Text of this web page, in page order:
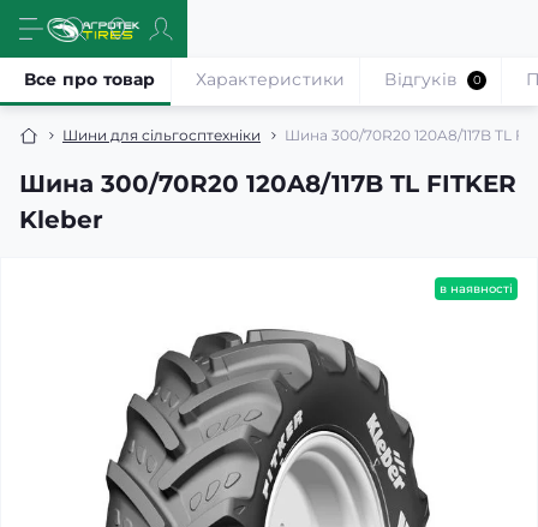
Шини для сільгосптехніки Шина 300/70R20 120A8/117B TL
Шина 300/70R20 120A8/117B TL FITKER
Kleber
Все про товар Характеристики Відгуків 0
в наявності